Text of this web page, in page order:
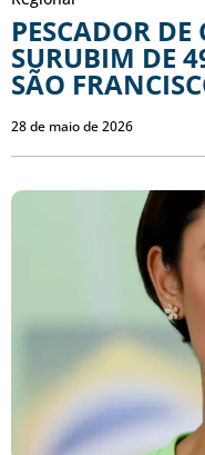
PESCADOR
SURUBIM DE
SÃO
28 de maio de 2026